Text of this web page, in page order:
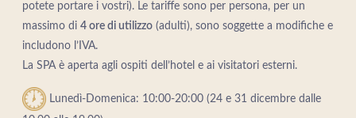
potete portare i vostri). Le tariffe sono per persona, per un
massimo di 4 ore di utilizzo (adulti), sono soggette a modifiche e
includono l’IVA.
La SPA è aperta agli ospiti dell’hotel e ai visitatori esterni.
Lunedì-Domenica: 10:00-20:00 (24 e 31 dicembre dalle